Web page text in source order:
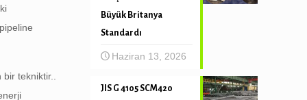
bir tekniktir..
Büyük Britanya
Standardı
Haziran 13, 2026
JIS G 4105 SCM420